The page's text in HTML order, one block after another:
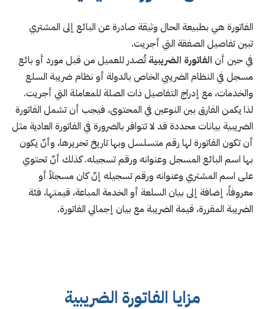
الفاتورة هي بطبيعة الحال وثيقة صادرة عن البائع إلى المشتري
تبين تفاصيل الصفقة التي أجريت.
في حين أن الفاتورة الضريبية تُصدر للعميل من قبل مورد أو بائع
مسجل في النظام الضريبي الخاص بالدولة أو نظام ضريبة السلع
والخدمات، مع إدراج التفاصيل ذات الصلة للمعاملة التي أجريت.
لذا يكمن الفارق بين النوعين في المحتوى، فيجب أن تشمل الفاتورة
الضريبية بيانات محددة قد لا تتوافر بالضرورة في الفاتورة العادية مثل
أن تكون الفاتورة لها رقم متسلسل وبها تاريخ تحريرها، وأنّ يكون
بها اسم البائع المسجل وعنوانه ورقم تسجيله. كذلك أنّ تحتوي
على اسم المشتري وعنوانه ورقم تسجيله إنّ كان مسجلاً أو
معروفاً، إضافة إلى بيان السلعة أو الخدمة المباعة، قيمتها، فئة
الضريبة المقررة، قيمة الضريبة مع بيان إجمالي الفاتورة.
مزايا الفاتورة الضريبية